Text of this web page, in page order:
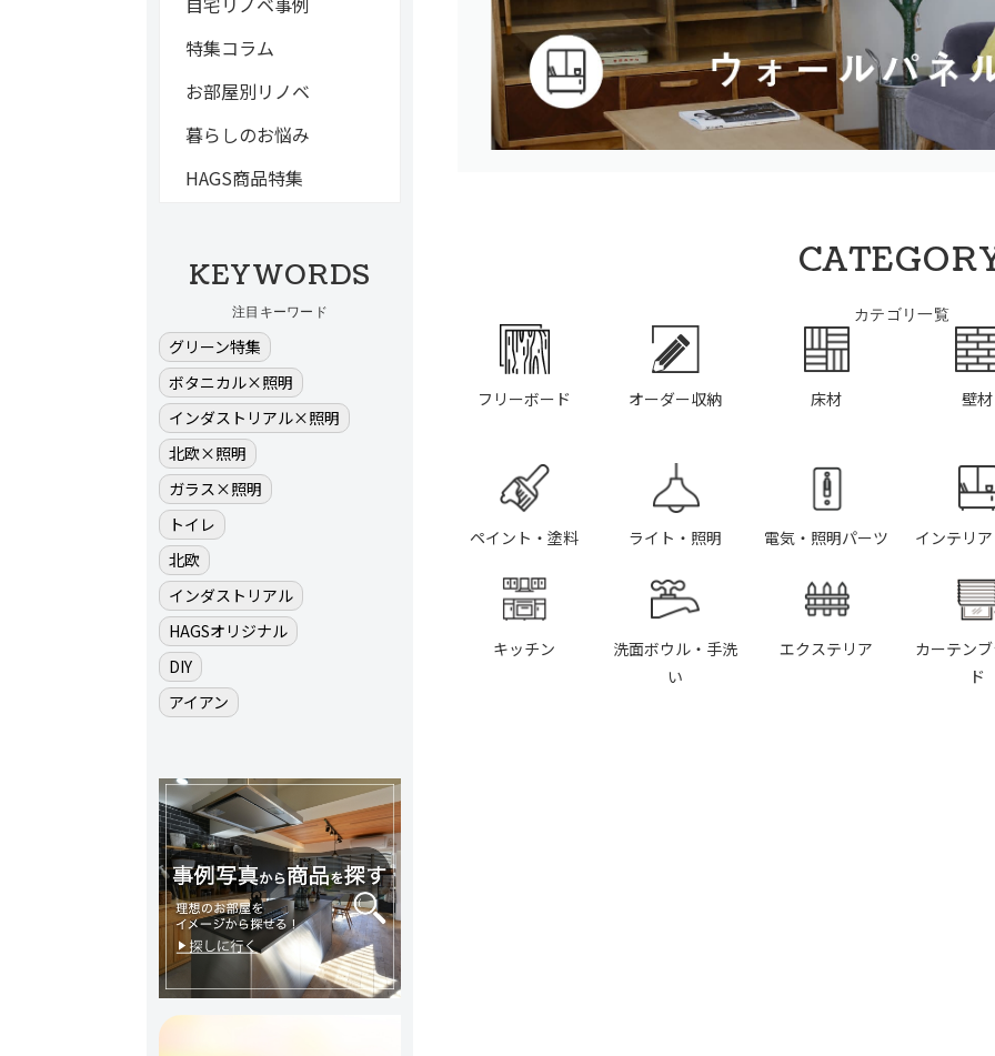
カテゴリ一覧
フリーボード オーダー収納 床材 壁材
ペイント・塗料 ライト・照明 電気・照明パーツ インテリ
キッチン
洗面ボウル・手洗
い
エクステリア
カーテン
ド
特集コラム
お部屋別リノベ
暮らしのお悩み
HAGS商品特集
KEYWORDS
注目キーワード
グリーン特集
ボタニカル×照明
インダストリアル×照明
北欧×照明
ガラス×照明
トイレ
北欧
インダストリアル
HAGSオリジナル
DIY
アイアン